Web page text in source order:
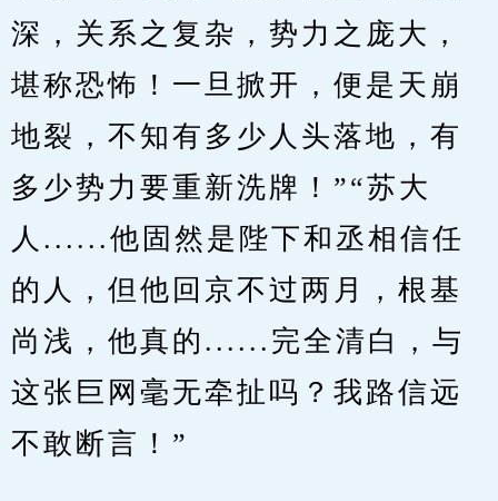
深，关系之复杂，势力之庞大，
堪称恐怖！一旦掀开，便是天崩
地裂，不知有多少人头落地，有
多少势力要重新洗牌！”“苏大
人......他固然是陛下和丞相信任
的人，但他回京不过两月，根基
尚浅，他真的......完全清白，与
这张巨网毫无牵扯吗？我路信远
不敢断言！”